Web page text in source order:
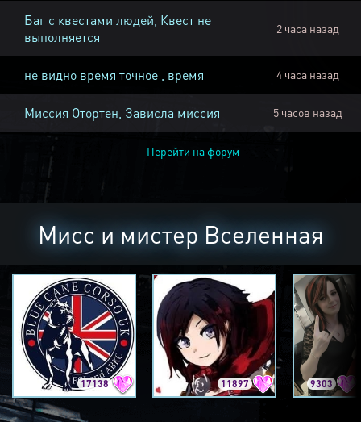
Баг с квестами людей, Квест не
выполняется
2 часа назад
не видно время точное , время 4 часа назад
Миссия Отортен, Зависла миссия 5 часов назад
Перейти на форум
Мисс и мистер Вселенная
17138 11897 9303